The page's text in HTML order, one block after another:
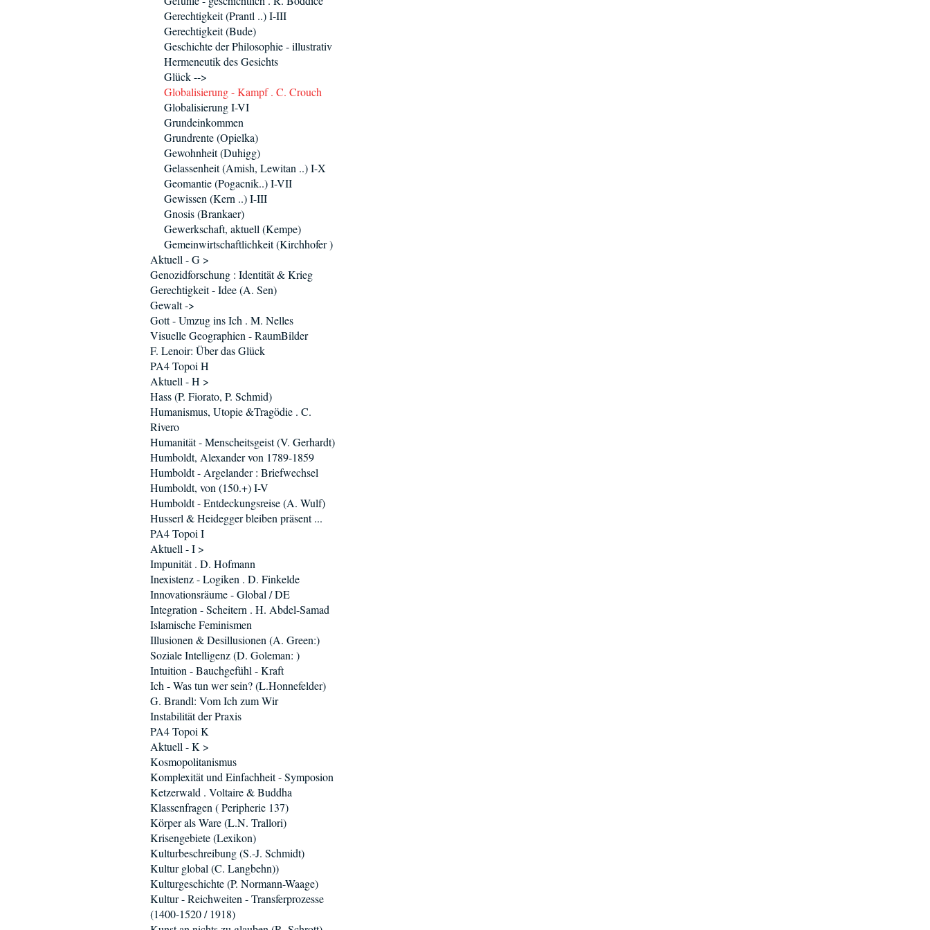
Gerechtigkeit (Prantl ..) I-III
Gerechtigkeit (Bude)
Geschichte der Philosophie - illustrativ
Hermeneutik des Gesichts
Glück -->
Globalisierung - Kampf . C. Crouch
Globalisierung I-VI
Grundeinkommen
Grundrente (Opielka)
Gewohnheit (Duhigg)
Gelassenheit (Amish, Lewitan ..) I-X
Geomantie (Pogacnik..) I-VII
Gewissen (Kern ..) I-III
Gnosis (Brankaer)
Gewerkschaft, aktuell (Kempe)
Gemeinwirtschaftlichkeit (Kirchhofer )
Aktuell - G >
Genozidforschung : Identität & Krieg
Gerechtigkeit - Idee (A. Sen)
Gewalt ->
Gott - Umzug ins Ich . M. Nelles
Visuelle Geographien - RaumBilder
F. Lenoir: Über das Glück
PA4 Topoi H
Aktuell - H >
Hass (P. Fiorato, P. Schmid)
Humanismus, Utopie &Tragödie . C.
Rivero
Humanität - Menscheitsgeist (V. Gerhardt)
Humboldt, Alexander von 1789-1859
Humboldt - Argelander : Briefwechsel
Humboldt, von (150.+) I-V
Humboldt - Entdeckungsreise (A. Wulf)
Husserl & Heidegger bleiben präsent ...
PA4 Topoi I
Aktuell - I >
Impunität . D. Hofmann
Inexistenz - Logiken . D. Finkelde
Innovationsräume - Global / DE
Integration - Scheitern . H. Abdel-Samad
Islamische Feminismen
Illusionen & Desillusionen (A. Green:)
Soziale Intelligenz (D. Goleman: )
Intuition - Bauchgefühl - Kraft
Ich - Was tun wer sein? (L.Honnefelder)
G. Brandl: Vom Ich zum Wir
Instabilität der Praxis
PA4 Topoi K
Aktuell - K >
Kosmopolitanismus
Komplexität und Einfachheit - Symposion
Ketzerwald . Voltaire & Buddha
Klassenfragen ( Peripherie 137)
Körper als Ware (L.N. Trallori)
Krisengebiete (Lexikon)
Kulturbeschreibung (S.-J. Schmidt)
Kultur global (C. Langbehn))
Kulturgeschichte (P. Normann-Waage)
Kultur - Reichweiten - Transferprozesse
(1400-1520 / 1918)